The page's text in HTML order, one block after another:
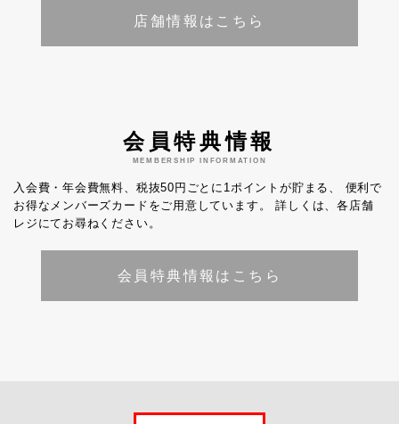
店舗情報はこちら
会員特典情報
MEMBERSHIP INFORMATION
入会費・年会費無料、税抜50円ごとに1ポイントが貯まる、
便利で
お得なメンバーズカードをご用意しています。
詳しくは、各店舗
レジにてお尋ねください。
会員特典情報はこちら